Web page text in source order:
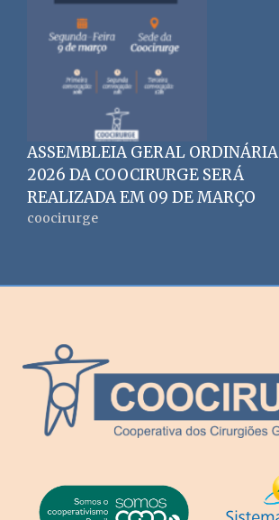
ASSEMBLEIA GERAL ORDINÁRIA
2026 DA COOCIRURGE SERÁ
REALIZADA EM 09 DE MARÇO
coocirurge